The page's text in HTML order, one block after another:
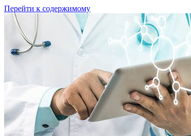
Перейти к содержимому